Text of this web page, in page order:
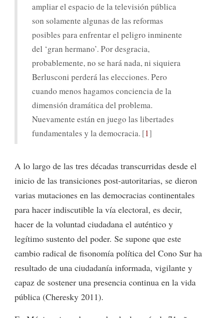
ampliar el espacio de la televisión pública
son solamente algunas de las reformas
posibles para enfrentar el peligro inminente
del ‘gran hermano’. Por desgracia,
probablemente, no se hará nada, ni siquiera
Berlusconi perderá las elecciones. Pero
cuando menos hagamos conciencia de la
dimensión dramática del problema.
Nuevamente están en juego las libertades
fundamentales y la democracia. 1
A lo largo de las tres décadas transcurridas desde el
inicio de las transiciones post-autoritarias, se dieron
varias mutaciones en las democracias continentales
para hacer indiscutible la vía electoral, es decir,
hacer de la voluntad ciudadana el auténtico y
legítimo sustento del poder. Se supone que este
cambio radical de fisonomía política del Cono Sur ha
resultado de una ciudadanía informada, vigilante y
capaz de sostener una presencia continua en la vida
pública (Cheresky 2011).